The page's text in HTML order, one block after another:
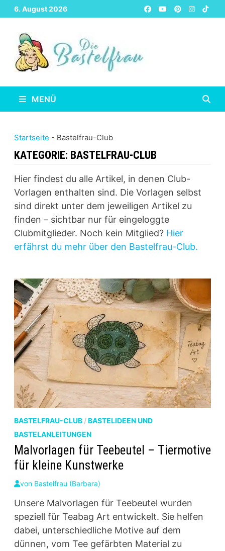
Zurück
zum
Inhalt
6. August 2026
MENÜ
Startseite - Bastelfrau-Club
KATEGORIE: BASTELFRAU-CLUB
Hier findest du alle Artikel, in denen Club-
Vorlagen enthalten sind. Die Vorlagen selbst
sind direkt unter dem jeweiligen Artikel zu
finden – sichtbar nur für eingeloggte
Clubmitglieder. Noch kein Mitglied? Hier
erfährst du mehr über den Bastelfrau-Club.
BASTELFRAU-CLUB/BASTELIDEEN UND
BASTELANLEITUNGEN
Malvorlagen für Teebeutel – Tiermotive
für kleine Kunstwerke
von Bastelfrau (Barbara)
Unsere Malvorlagen für Teebeutel wurden
speziell für Teabag Art entwickelt. Sie helfen
dabei, unterschiedliche Motive auf dem
dünnen, vom Tee gefärbten Material zu